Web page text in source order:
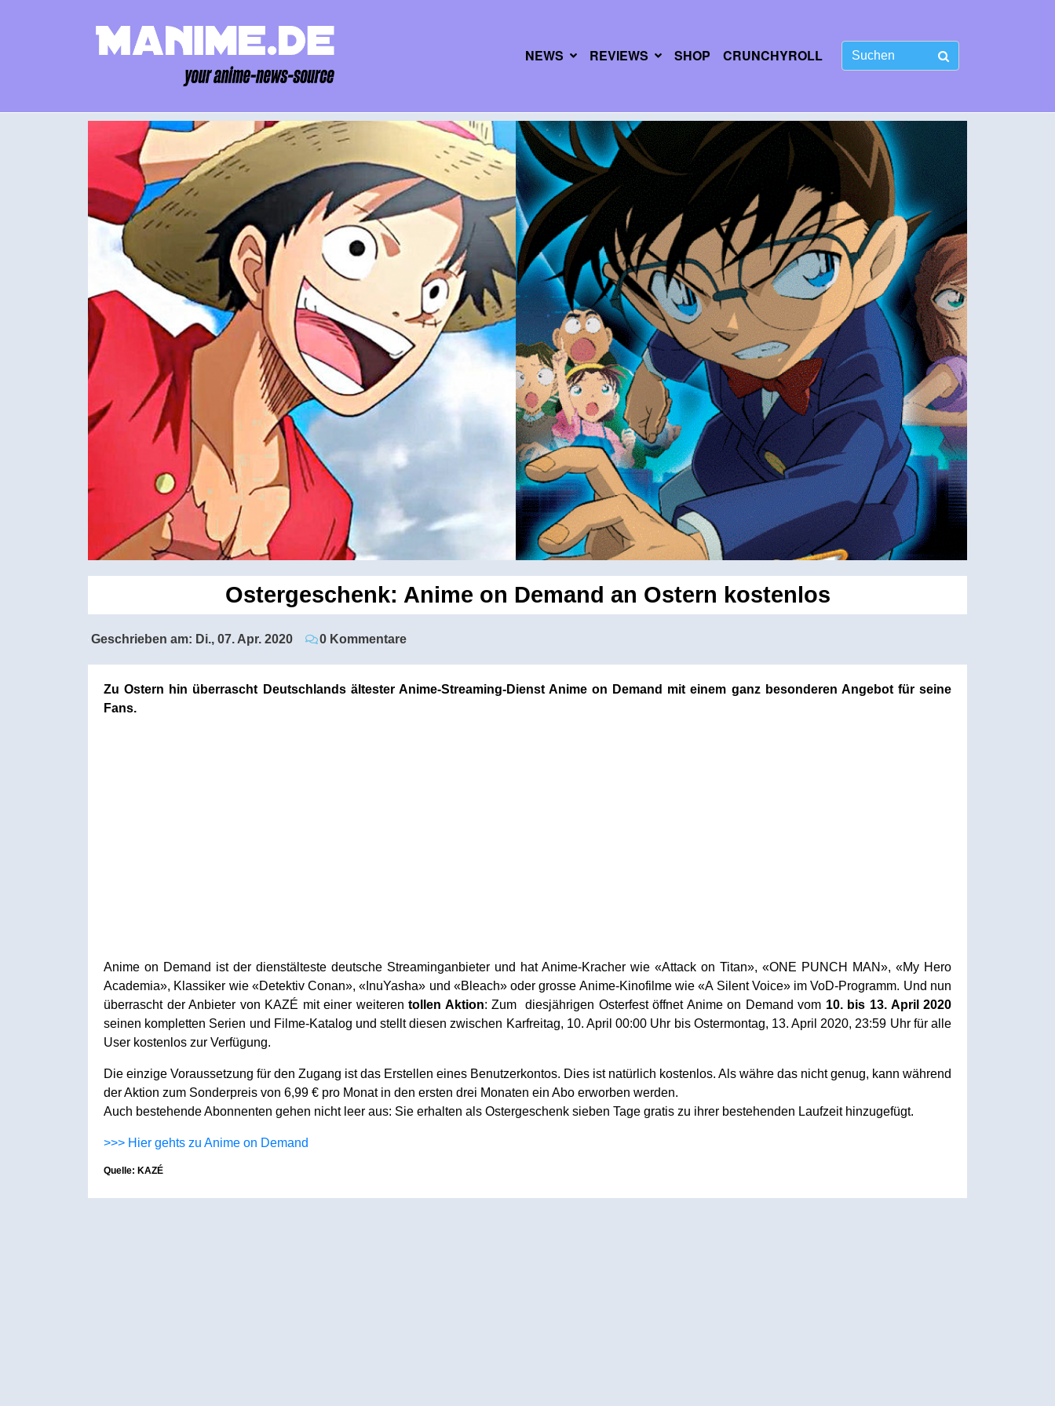
NEWS REVIEWS SHOP CRUNCHYROLL
Ostergeschenk: Anime on Demand an Ostern kostenlos
Geschrieben am: Di., 07. Apr. 2020 0 Kommentare
Zu Ostern hin überrascht Deutschlands ältester Anime-Streaming-Dienst Anime on Demand mit einem ganz besonderen Angebot für seine
Fans.
Anime on Demand ist der dienstälteste deutsche Streaminganbieter und hat Anime-Kracher wie «Attack on Titan», «ONE PUNCH MAN», «My Hero
Academia», Klassiker wie «Detektiv Conan», «InuYasha» und «Bleach» oder grosse Anime-Kinofilme wie «A Silent Voice» im VoD-Programm. Und nun
überrascht der Anbieter von KAZÉ mit einer weiterentollen Aktion: Zum diesjährigen Osterfest öffnet Anime on Demand vom 10. bis 13. April 2020
seinen kompletten Serien und Filme-Katalog und stellt diesen zwischen Karfreitag, 10. April 00:00 Uhr bis Ostermontag, 13. April 2020, 23:59 Uhr für alle
User kostenlos zur Verfügung.
Die einzige Voraussetzung für den Zugang ist das Erstellen eines Benutzerkontos. Dies ist natürlich kostenlos. Als währe das nicht genug, kann während
der Aktion zum Sonderpreis von 6,99 € pro Monat in den ersten drei Monaten ein Abo erworben werden.
Auch bestehende Abonnenten gehen nicht leer aus: Sie erhalten als Ostergeschenk sieben Tage gratis zu ihrer bestehenden Laufzeit hinzugefügt.
>>> Hier gehts zu Anime on Demand
Quelle: KAZÉ